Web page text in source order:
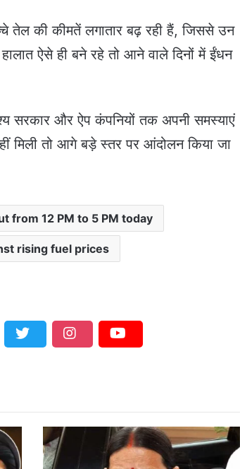
तेल की कीमतें लगातार बढ़ रही हैं, जिससे उन
ऐसे ही बने रहे तो आने वाले दिनों में ईंधन
सरकार और ऐप कंपनियों तक अपनी समस्याएं
मिली तो आगे बड़े स्तर पर आंदोलन किया जा
from 12 PM to 5 PM today
rising fuel prices